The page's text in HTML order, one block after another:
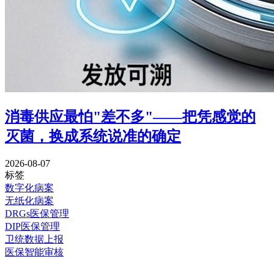
消毒供应最怕"差不多"——把凭感觉的
灭菌，换成系统说准的确定
2026-08-07
标签
数字化病案
无纸化病案
DRGs医保管理
DIP医保管理
卫统数据上报
医保智能审核